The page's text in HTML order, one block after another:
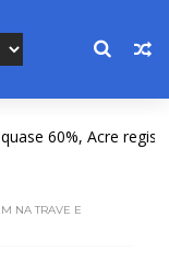
60%, Acre registra a
NA TRAVE E